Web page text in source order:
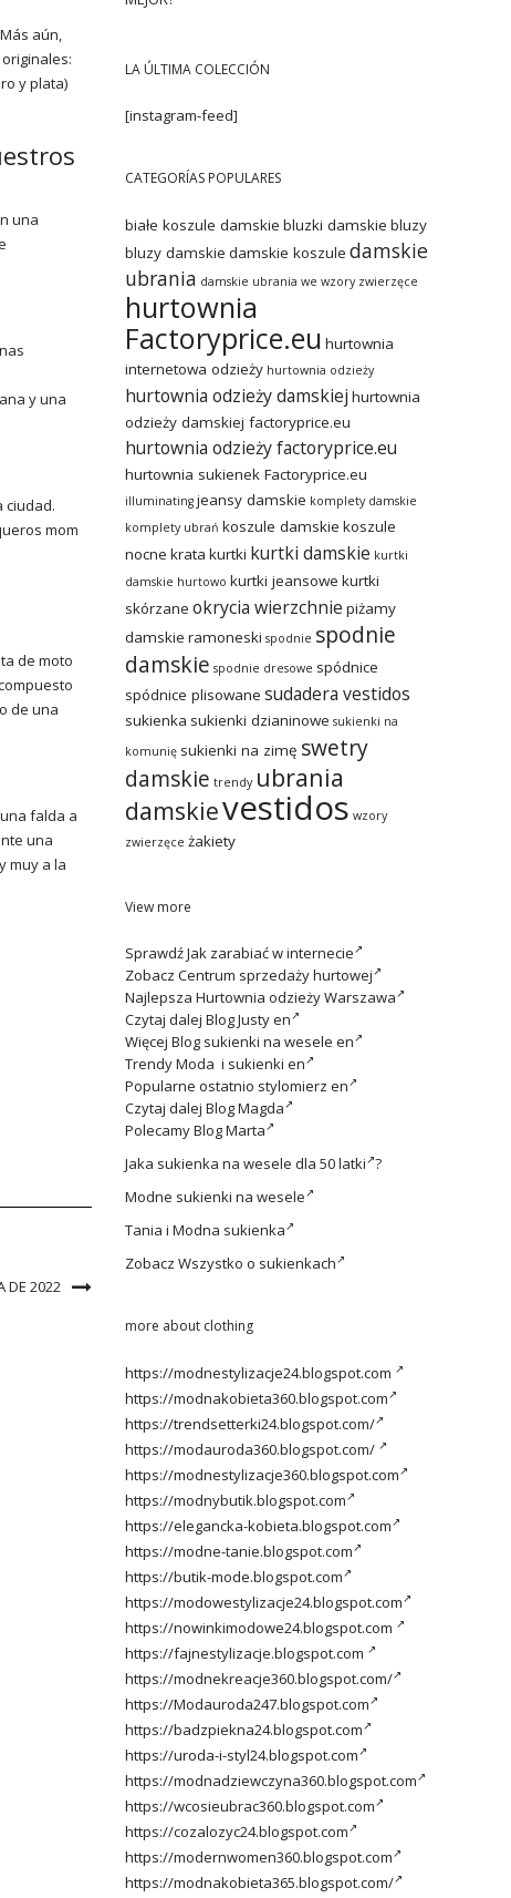
aún,
y plata)
una
y una
ciudad.
mom
de moto
de una
falda a
una
muy a la
DE 2022
LA ÚLTIMA COLECCIÓN
[instagram-feed]
CATEGORÍAS POPULARES
białe koszule damskie bluzki damskie bluzy
bluzy damskie damskie koszule damskie
ubrania damskie ubrania we wzory zwierzęce
hurtownia
Factoryprice.eu hurtownia
internetowa odzieży hurtownia odzieży
hurtownia odzieży damskiej hurtownia
odzieży damskiej factoryprice.eu
hurtownia odzieży factoryprice.eu
hurtownia sukienek Factoryprice.eu
illuminating jeansy damskie komplety damskie
komplety ubrań koszule damskie koszule
nocne krata kurtki kurtki damskie kurtki
damskie hurtowo kurtki jeansowe kurtki
skórzane okrycia wierzchnie piżamy
damskie ramoneski spodnie spodnie
damskie spodnie dresowe spódnice
spódnice plisowane sudadera vestidos
sukienka sukienki dzianinowe sukienki na
komunię sukienki na zimę swetry
damskie trendy ubrania
damskievestidos wzory
zwierzęce żakiety
View more
SprawdźJak zarabiać w internecie
Zobacz Centrum sprzedaży hurtowej
Najlepsza Hurtownia odzieży Warszawa
Czytaj dalej Blog Justy en
Więcej Blog sukienki na wesele en
TrendyModa i sukienki en
Popularne ostatnio stylomierz en
Czytaj dalej Blog Magda
PolecamyBlog Marta
Jaka sukienka na wesele dla 50 latki ?
Modne sukienki na wesele
Tania i Modna sukienka
Zobacz Wszystko o sukienkach
more about clothing
https://modnestylizacje24.blogspot.com
https://modnakobieta360.blogspot.com
https://trendsetterki24.blogspot.com/
https://modauroda360.blogspot.com/
https://modnestylizacje360.blogspot.com
https://modnybutik.blogspot.com
https://elegancka-kobieta.blogspot.com
https://modne-tanie.blogspot.com
https://butik-mode.blogspot.com
https://modowestylizacje24.blogspot.com
https://nowinkimodowe24.blogspot.com
https://fajnestylizacje.blogspot.com
https://modnekreacje360.blogspot.com/
https://Modauroda247.blogspot.com
https://badzpiekna24.blogspot.com
https://uroda-i-styl24.blogspot.com
https://modnadziewczyna360.blogspot.com
https://wcosieubrac360.blogspot.com
https://cozalozyc24.blogspot.com
https://modernwomen360.blogspot.com
https://modnakobieta365.blogspot.com/